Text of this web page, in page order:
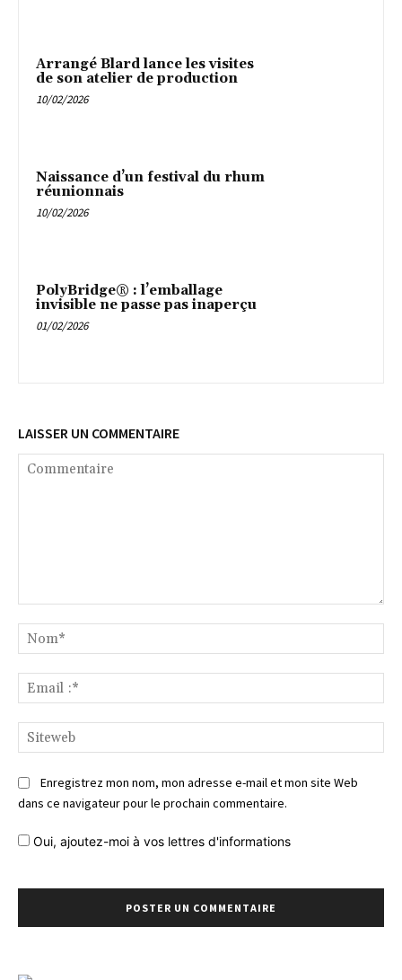
Arrangé Blard lance les visites
de son atelier de production
10/02/2026
Naissance d’un festival du rhum
réunionnais
10/02/2026
PolyBridge® : l’emballage
invisible ne passe pas inaperçu
01/02/2026
LAISSER UN COMMENTAIRE
:*
Enregistrez mon nom, mon adresse e-mail et mon site Web
dans ce navigateur pour le prochain commentaire.
Oui, ajoutez-moi à vos lettres d'informations